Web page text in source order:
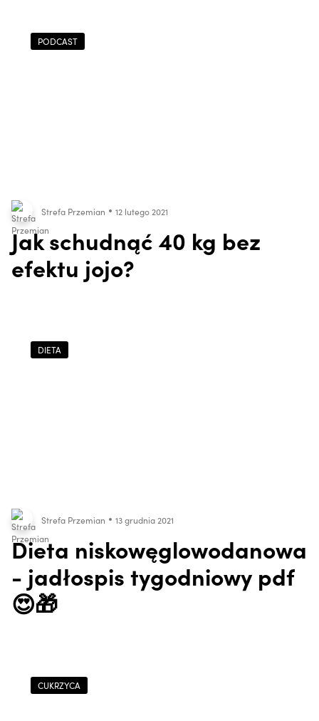
PODCAST
Strefa Przemian 12 lutego 2021
Jak schudnąć 40 kg bez
efektu jojo?
DIETA
Strefa Przemian 13 grudnia 2021
Dieta niskowęglowodanowa
- jadłospis tygodniowy pdf
😍🎁
CUKRZYCA